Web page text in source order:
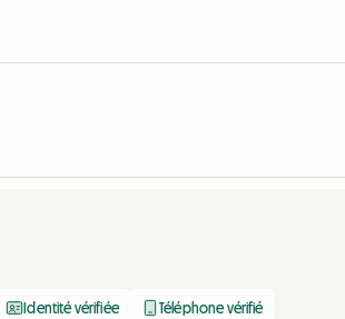
Identité vérifiée Téléphone vérifié